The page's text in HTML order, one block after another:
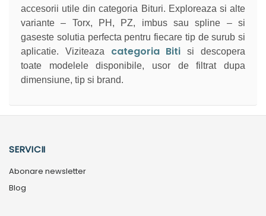
accesorii utile din categoria Bituri. Exploreaza si alte
variante – Torx, PH, PZ, imbus sau spline – si
gaseste solutia perfecta pentru fiecare tip de surub si
aplicatie. Viziteaza categoria Biti si descopera
toate modelele disponibile, usor de filtrat dupa
dimensiune, tip si brand.
SERVICII
Abonare newsletter
Blog